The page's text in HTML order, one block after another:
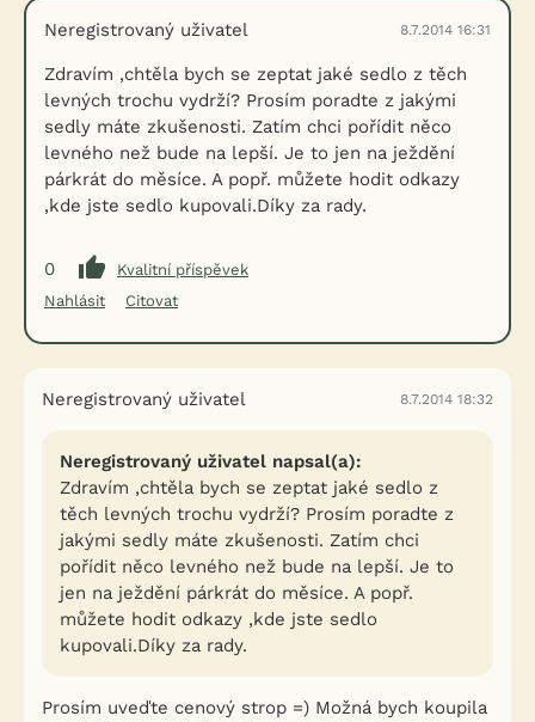
Neregistrovaný uživatel 8.7.2014 16:31
Zdravím ,chtěla bych se zeptat jaké sedlo z těch
levných trochu vydrží? Prosím poradte z jakými
sedly máte zkušenosti. Zatím chci pořídit něco
levného než bude na lepší. Je to jen na ježdění
párkrát do měsíce. A popř. můžete hodit odkazy
,kde jste sedlo kupovali.Díky za rady.
0
Kvalitní příspěvek
Nahlásit
Citovat
Neregistrovaný uživatel 8.7.2014 18:32
Neregistrovaný uživatel napsal(a):
Zdravím ,chtěla bych se zeptat jaké sedlo z
těch levných trochu vydrží? Prosím poradte z
jakými sedly máte zkušenosti. Zatím chci
pořídit něco levného než bude na lepší. Je to
jen na ježdění párkrát do měsíce. A popř.
můžete hodit odkazy ,kde jste sedlo
kupovali.Díky za rady.
Prosím uveďte cenový strop =) Možná bych koupila